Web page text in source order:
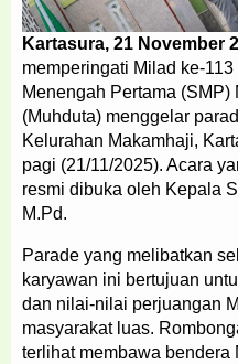
Kartasura, 21 November
memperingati Milad ke-
Menengah Pertama
(Muhduta) menggelar
Kelurahan Makamhaji,
pagi (21/11/2025). Acara
resmi dibuka oleh Kepala
M.Pd.
Parade yang melibatkan
karyawan ini bertujuan
dan nilai-nilai perjuangan
masyarakat luas.
terlihat membawa bendera